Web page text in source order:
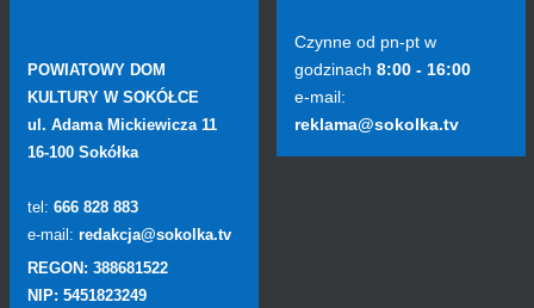
POWIATOWY DOM
KULTURY W SOKÓŁCE
ul. Adama Mickiewicza 11
16-100 Sokółka
tel: 666 828 883
e-mail: redakcja@sokolka.tv
REGON: 388681522
NIP: 5451823249
Czynne od pn-pt w
godzinach 8:00 - 16:00
e-mail:
reklama@sokolka.tv